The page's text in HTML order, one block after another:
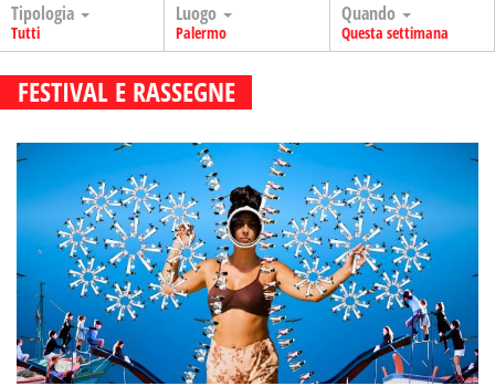
Tipologia
Tutti
Luogo
Palermo
Quando
Questa settimana
FESTIVAL E RASSEGNE